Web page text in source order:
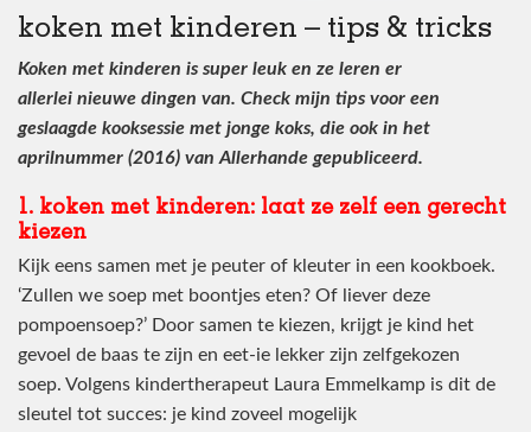
koken met kinderen – tips & tricks
Koken met kinderen is super leuk en ze leren er
allerlei nieuwe dingen van. Check mijn tips voor een
geslaagde kooksessie met jonge koks, die ook in het
aprilnummer (2016) van Allerhande gepubliceerd.
1. koken met kinderen: laat ze zelf een gerecht
kiezen
Kijk eens samen met je peuter of kleuter in een kookboek.
‘Zullen we soep met boontjes eten? Of liever deze
pompoensoep?’ Door samen te kiezen, krijgt je kind het
gevoel de baas te zijn en eet-ie lekker zijn zelfgekozen
soep. Volgens kindertherapeut Laura Emmelkamp is dit de
sleutel tot succes: je kind zoveel mogelijk